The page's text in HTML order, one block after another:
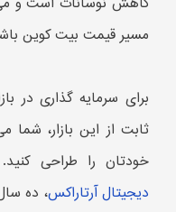
مسیر قیمت بیت کوین
برای سرمایه گذاری در
ثابت از این بازار، شما
خودتان را طراحی کنید.
دیجیتال آرتاراکس، ده